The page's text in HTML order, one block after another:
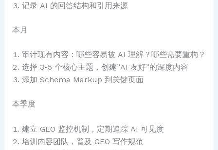
记录 AI 的回答结构和引用来源
本月
审计现有内容：哪些容易被 AI 理解？哪些需要重构？
选择 3-5 个核心主题，创建”AI 友好”的深度内容
添加 Schema Markup 到关键页面
本季度
建立 GEO 监控机制，定期追踪 AI 可见度
培训内容团队，普及 GEO 写作规范